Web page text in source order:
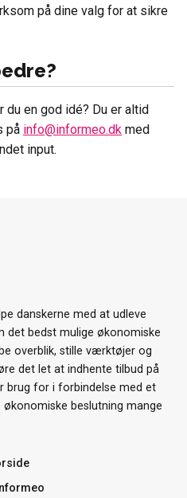
på dine valg for at sikre
du en god idé? Du er altid
på info@informeo.dk med
input.
danskerne med at udleve
det bedst mulige økonomiske
overblik, stille værktøjer og
det let at indhente tilbud på
brug for i forbindelse med et
beslutning mange